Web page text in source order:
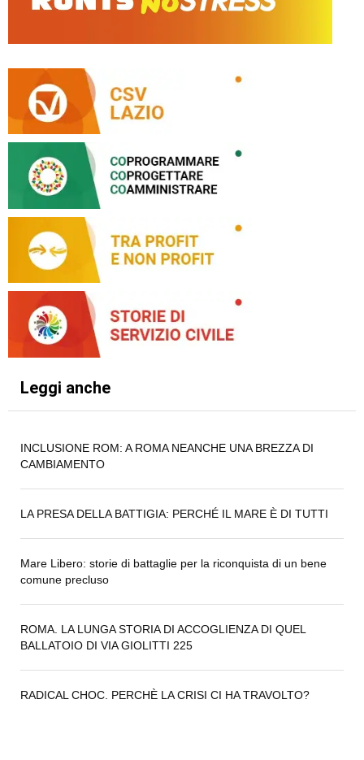
Leggi anche
INCLUSIONE ROM: A ROMA NEANCHE UNA BREZZA DI
CAMBIAMENTO
LA PRESA DELLA BATTIGIA: PERCHÉ IL MARE È DI TUTTI
Mare Libero: storie di battaglie per la riconquista di un bene
comune precluso
ROMA. LA LUNGA STORIA DI ACCOGLIENZA DI QUEL
BALLATOIO DI VIA GIOLITTI 225
RADICAL CHOC. PERCHÈ LA CRISI CI HA TRAVOLTO?